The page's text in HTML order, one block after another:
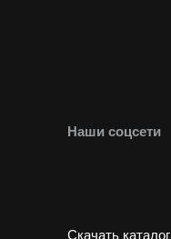
Наши соцсети
Скачать каталог